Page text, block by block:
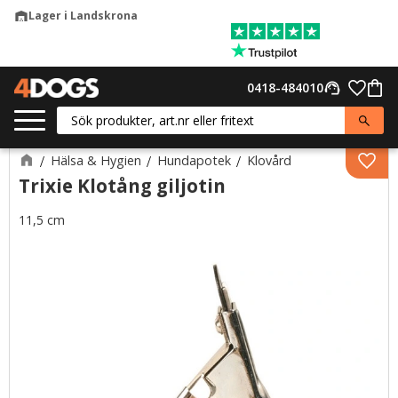
warehouseLager i Landskrona
support_agent
0418-484010
Hälsa & Hygien Hundapotek Klovård
Trixie Klotång giljotin
11,5 cm